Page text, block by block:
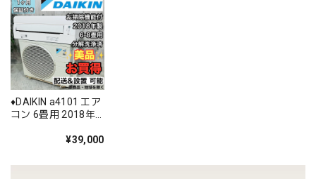
♦️DAIKIN a4101 エア
コン 6畳用 2018年
¥39,000